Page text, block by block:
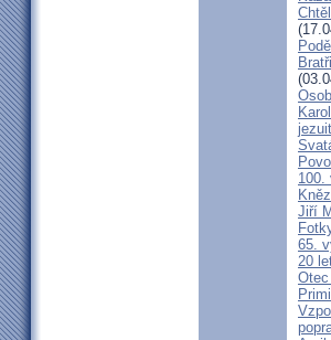
100.
Jiří
65.
20